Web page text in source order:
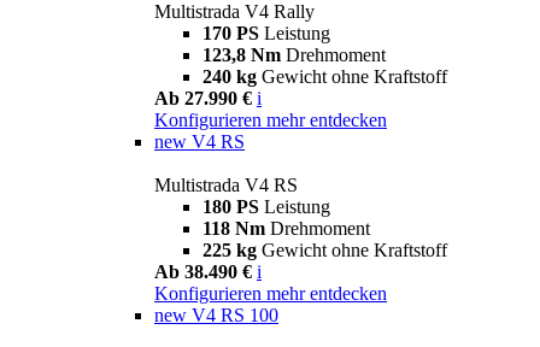
Multistrada V4 Rally
170 PS Leistung
123,8 Nm Drehmoment
240 kg Gewicht ohne Kraftstoff
Ab 27.990 € i
Konfigurieren mehr entdecken
new V4 RS
Multistrada V4 RS
180 PS Leistung
118 Nm Drehmoment
225 kg Gewicht ohne Kraftstoff
Ab 38.490 € i
Konfigurieren mehr entdecken
new V4 RS 100